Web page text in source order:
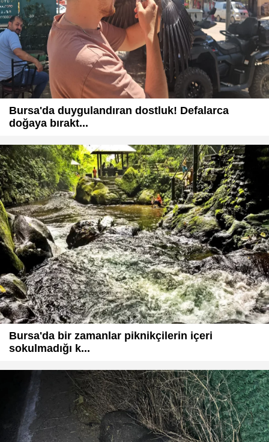
Bursa'da duygulandıran dostluk! Defalarca
doğaya bırakt...
Bursa'da bir zamanlar piknikçilerin içeri
sokulmadığı k...